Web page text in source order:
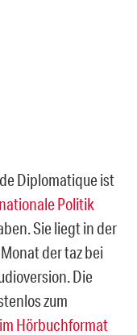
Diplomatique ist
Politik
Sie liegt in der
der taz bei
Die
zum
im Hörbuchformat